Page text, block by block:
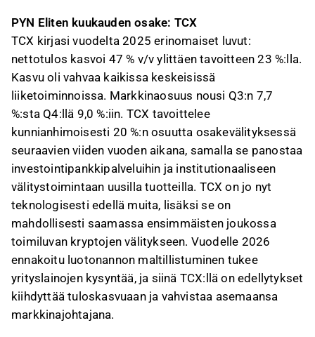
PYN Eliten kuukauden osake: TCX
TCX kirjasi vuodelta 2025 erinomaiset luvut:
nettotulos kasvoi 47 % v/v ylittäen tavoitteen 23 %:lla.
Kasvu oli vahvaa kaikissa keskeisissä
liiketoiminnoissa. Markkinaosuus nousi Q3:n 7,7
%:sta Q4:llä 9,0 %:iin. TCX tavoittelee
kunnianhimoisesti 20 %:n osuutta osakevälityksessä
seuraavien viiden vuoden aikana, samalla se panostaa
investointipankkipalveluihin ja institutionaaliseen
välitystoimintaan uusilla tuotteilla. TCX on jo nyt
teknologisesti edellä muita, lisäksi se on
mahdollisesti saamassa ensimmäisten joukossa
toimiluvan kryptojen välitykseen. Vuodelle 2026
ennakoitu luotonannon maltillistuminen tukee
yrityslainojen kysyntää, ja siinä TCX:llä on edellytykset
kiihdyttää tuloskasvuaan ja vahvistaa asemaansa
markkinajohtajana.